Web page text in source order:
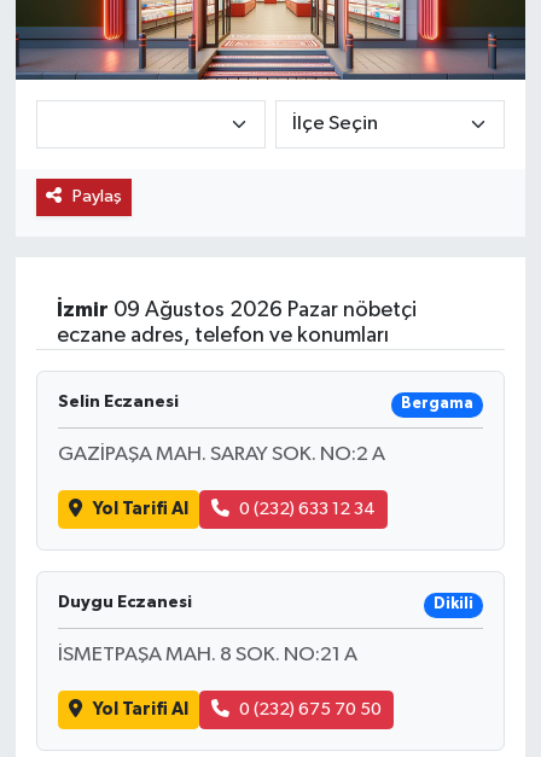
Paylaş
İzmir 09 Ağustos 2026 Pazar nöbetçi
eczane adres, telefon ve konumları
Selin Eczanesi Bergama
GAZİPAŞA MAH. SARAY SOK. NO:2 A
Yol Tarifi Al 0 (232) 633 12 34
Duygu Eczanesi Dikili
İSMETPAŞA MAH. 8 SOK. NO:21 A
Yol Tarifi Al 0 (232) 675 70 50
KEMERBURGAZ
KÜLTÜR - SANAT
SPOR
TEKNOLOJİ
YAŞAM